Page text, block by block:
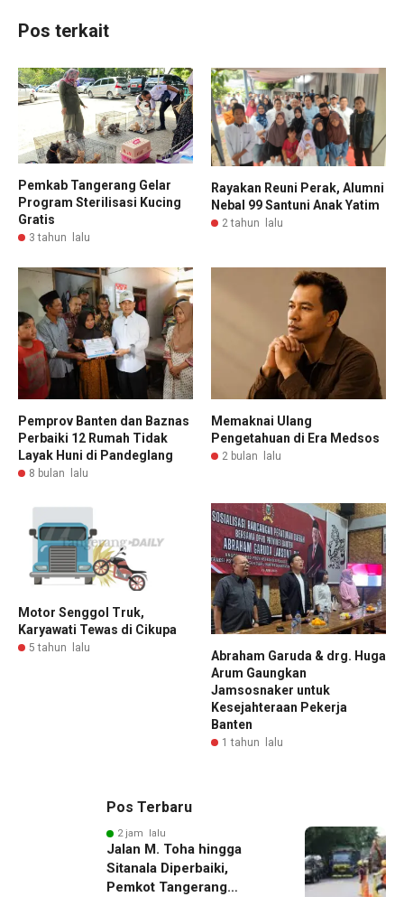
Pos terkait
Pemkab Tangerang Gelar
Program Sterilisasi Kucing
Gratis
3 tahun lalu
Rayakan Reuni Perak, Alumni
Nebal 99 Santuni Anak Yatim
2 tahun lalu
Pemprov Banten dan Baznas
Perbaiki 12 Rumah Tidak
Layak Huni di Pandeglang
8 bulan lalu
Memaknai Ulang
Pengetahuan di Era Medsos
2 bulan lalu
Motor Senggol Truk,
Karyawati Tewas di Cikupa
5 tahun lalu
Abraham Garuda & drg. Huga
Arum Gaungkan
Jamsosnaker untuk
Kesejahteraan Pekerja
Banten
1 tahun lalu
Pos Terbaru
2 jam lalu
Jalan M. Toha hingga
Sitanala Diperbaiki,
Pemkot Tangerang